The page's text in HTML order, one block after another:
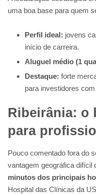
uma boa base para quem
Perfil ideal: jovens
início de carreira.
Aluguel médio (1
Destaque: forte
para investidores
Ribeirânia: o
para
Pouco comentado fora do
vantagem geográfica difícil
minutos dos principais
Hospital das Clínicas da